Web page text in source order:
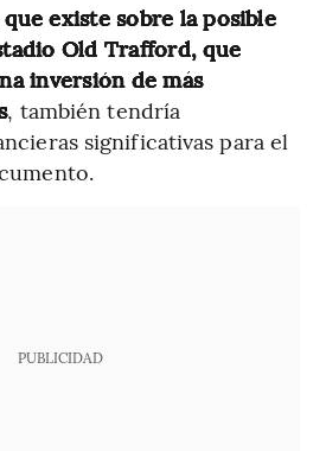
existe sobre la posible
Old Trafford, que
inversión de más
, también tendría
significativas para el
PUBLICIDAD